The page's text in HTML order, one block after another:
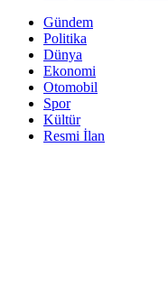
Gündem
Politika
Dünya
Ekonomi
Otomobil
Spor
Kültür
Resmi İlan